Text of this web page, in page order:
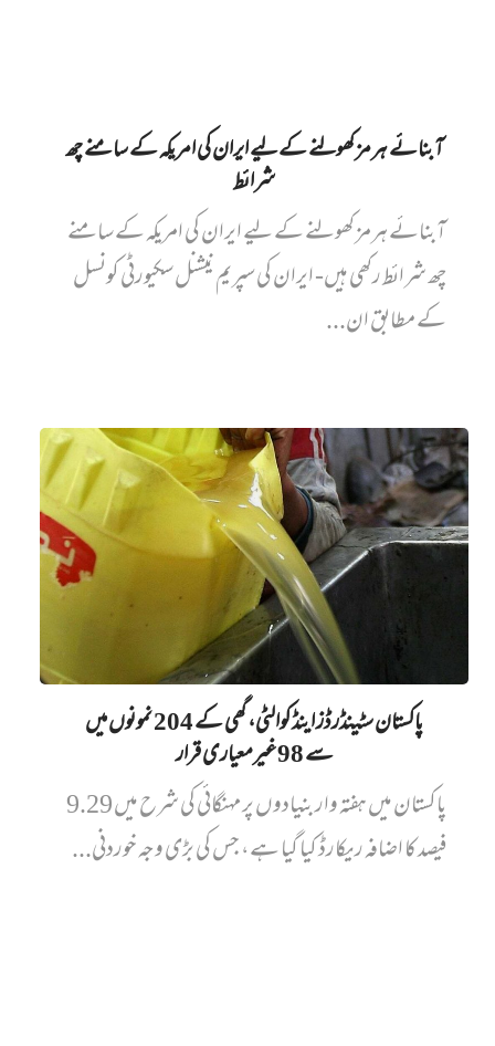
آبنائے ہرمز کھولنے کے لیے ایران کی امریکہ کے سامنے چھ
شرائط
آبنائے ہرمز کھولنے کے لیے ایران کی امریکہ کے سامنے
چھ شرائط رکھی ہیں- ایران کی سپریم نیشنل سکیورٹی کونسل
کے مطابق ان...
پاکستان سٹینڈرڈز اینڈ کوالٹی، گھی کے 204 نمونوں میں‌
سے 98 غیرمعیاری قرار
پاکستان میں ہفتہ وار بنیادوں پر مہنگائی کی شرح میں 9.29
فیصد کا اضافہ ریکارڈ کیا گیا ہے، جس کی بڑی وجہ خوردنی...